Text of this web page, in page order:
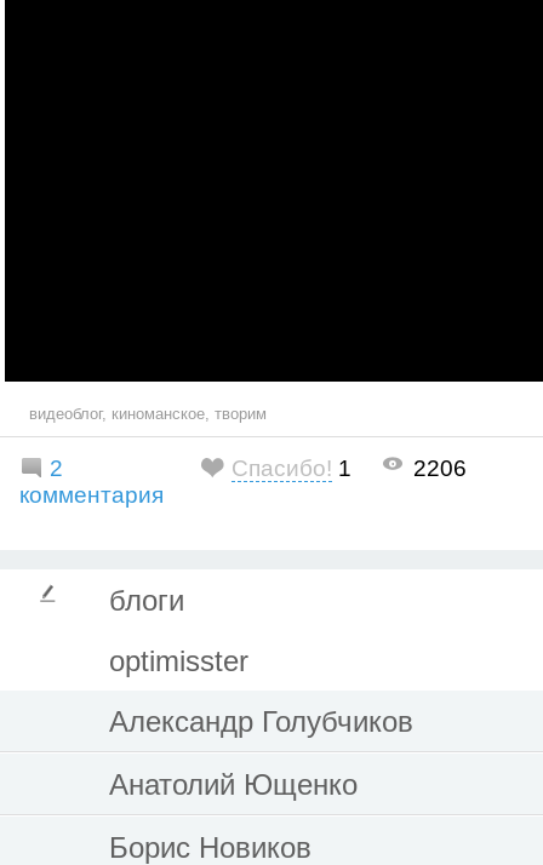
видеоблог, киноманское творим
2
комментария
Спасибо! 1 2206
блоги
optimisster
Александр Голубчиков
Анатолий Ющенко
Борис Новиков